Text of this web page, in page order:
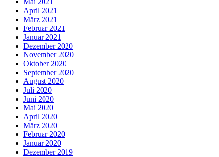
Mai 2021
April 2021
März 2021
Februar 2021
Januar 2021
Dezember 2020
November 2020
Oktober 2020
September 2020
August 2020
Juli 2020
Juni 2020
Mai 2020
April 2020
März 2020
Februar 2020
Januar 2020
Dezember 2019